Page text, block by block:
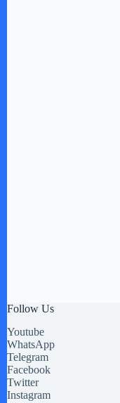
Follow Us
Youtube
WhatsApp
Telegram
Facebook
Twitter
Instagram